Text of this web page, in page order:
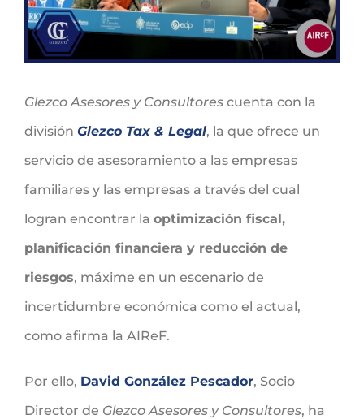
Glezco Asesores y Consultores cuenta con la
división Glezco Tax & Legal, la que ofrece un
servicio de asesoramiento a las empresas
familiares y las empresas a través del cual
logran encontrar la optimización fiscal,
planificación financiera y reducción de
riesgos, máxime en un escenario de
incertidumbre económica como el actual,
como afirma la AIReF.
Por ello, David González Pescador, Socio
Director de Glezco Asesores y Consultores, ha